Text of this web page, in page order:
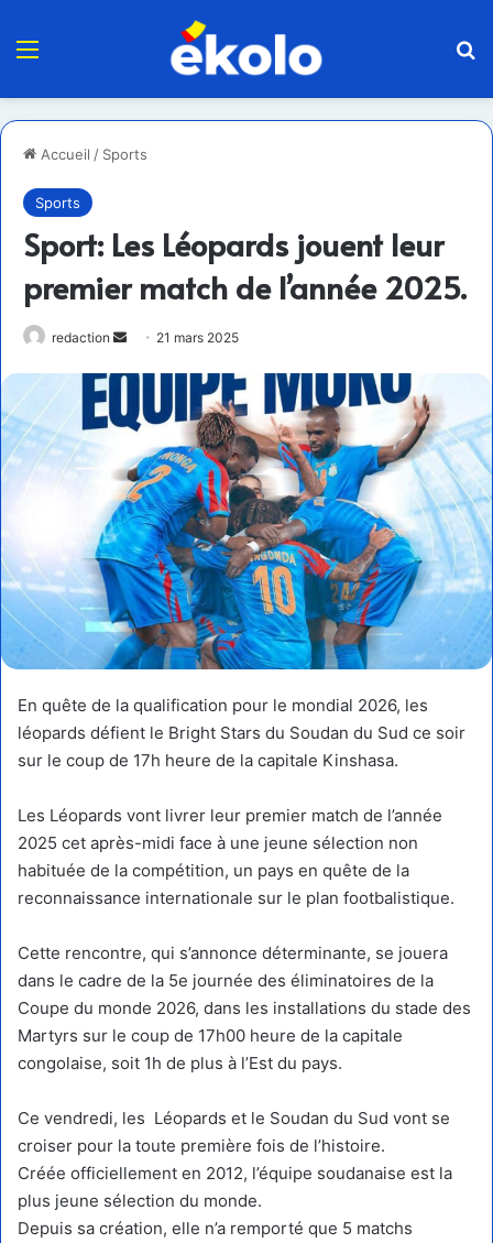
Menu
Accueil / Sports
Sports
Sport: Les Léopards jouent leur
premier match de l’année 2025.
redaction
Envoyer21 mars 2025
En quête de la qualification pour le mondial 2026, les
léopards défient le Bright Stars du Soudan du Sud ce soir
sur le coup de 17h heure de la capitale Kinshasa.
Les Léopards vont livrer leur premier match de l’année
2025 cet après-midi face à une jeune sélection non
habituée de la compétition, un pays en quête de la
reconnaissance internationale sur le plan footbalistique.
Cette rencontre, qui s’annonce déterminante, se jouera
dans le cadre de la 5e journée des éliminatoires de la
Coupe du monde 2026, dans les installations du stade des
Martyrs sur le coup de 17h00 heure de la capitale
congolaise, soit 1h de plus à l’Est du pays.
Ce vendredi, les Léopards et le Soudan du Sud vont se
croiser pour la toute première fois de l’histoire.
Créée officiellement en 2012, l’équipe soudanaise est la
plus jeune sélection du monde.
Depuis sa création, elle n’a remporté que 5 matchs